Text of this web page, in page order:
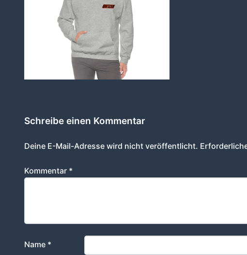
Schreibe einen Kommentar
Deine E-Mail-Adresse wird nicht veröffentlicht.
Kommentar *
Name *